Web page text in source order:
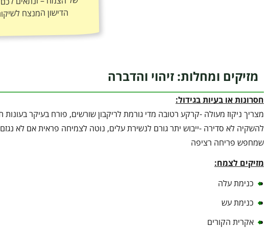
הדישון המנצח
מזיקים ומחלות: זיהוי והדברה
חסרונות או בעיות בגידול:
מצריך ניקוז מעולה -קרקע רטובה מדי גורמת לריקבון שורשים, פורח בעיקר
להשקיה לא סדירה -ייבוש יתר גורם לנשירת עלים, נוטה לצמיחה פראית אם לא
שמחפש פריחה רציפה
מזיקים לצמח:
כנימת עלה
כנימת עש
אקרית הקורים